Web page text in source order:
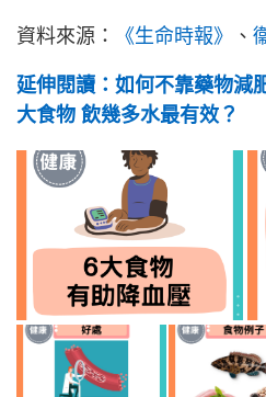
資料來源： 《生命時報》 、
延伸閱讀：如何不靠藥物減
大食物 飲幾多水最有效？